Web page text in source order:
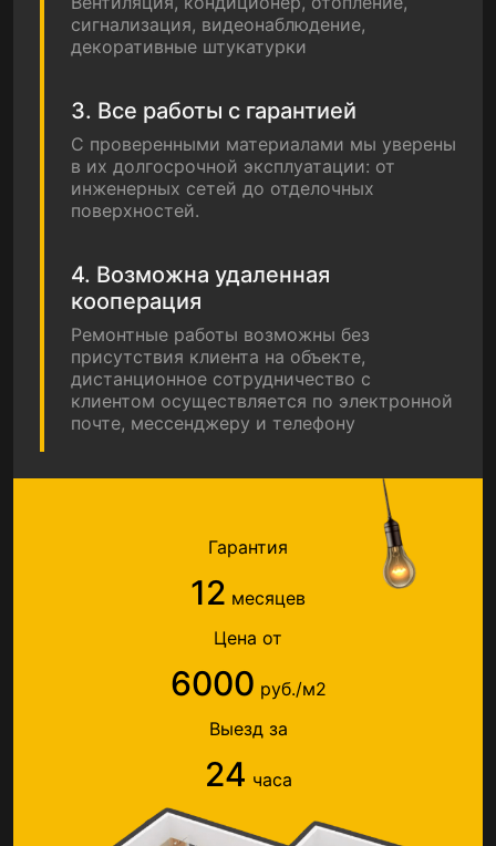
сигнализация, видеонаблюдение,
декоративные штукатурки
3. Все работы с гарантией
С проверенными материалами мы уверены
в их долгосрочной эксплуатации: от
инженерных сетей до отделочных
поверхностей.
4. Возможна удаленная
кооперация
Ремонтные работы возможны без
присутствия клиента на объекте,
дистанционное сотрудничество с
клиентом осуществляется по электронной
почте, мессенджеру и телефону
Гарантия
12 месяцев
Цена от
6000 руб./м2
Выезд за
24 часа